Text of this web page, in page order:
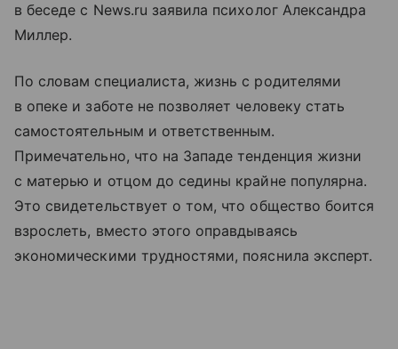
в беседе с News.ru заявила психолог Александра
Миллер.
По словам специалиста, жизнь с родителями
в опеке и заботе не позволяет человеку стать
самостоятельным и ответственным.
Примечательно, что на Западе тенденция жизни
с матерью и отцом до седины крайне популярна.
Это свидетельствует о том, что общество боится
взрослеть, вместо этого оправдываясь
экономическими трудностями, пояснила эксперт.